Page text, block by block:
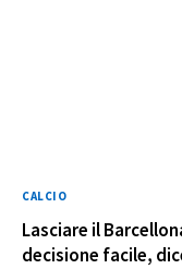
CALCIO
Lasciare il
decisione facile,